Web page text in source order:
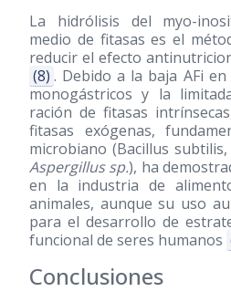
La hidrólisis del myo-
medio de fitasas es el
reducir el efecto
(8) . Debido a la baja AFi
monogástricos y la
ración de fitasas
fitasas exógenas,
microbiano (Bacillus subtilis,
Aspergillus sp.), ha
en la industria de
animales, aunque su uso
para el desarrollo de
funcional de seres humanos
Conclusiones